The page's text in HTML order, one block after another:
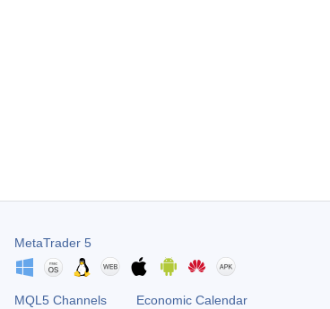
MetaTrader 5
MQL5 Channels Economic Calendar